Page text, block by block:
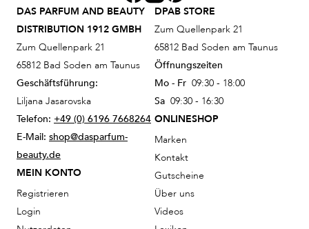
DAS PARFUM AND BEAUTY
DISTRIBUTION 1912 GMBH
Zum Quellenpark 21
65812 Bad Soden am Taunus
Geschäftsführung:
Liljana Jasarovska
Telefon: +49 (0) 6196 7668264
E-Mail: shop@dasparfum-
beauty.de
MEIN KONTO
Registrieren
Login
DPAB STORE
Zum Quellenpark 21
65812 Bad Soden am Taunus
Öffnungszeiten
Mo - Fr 09:30 - 18:00
Sa 09:30 - 16:30
ONLINESHOP
Marken
Kontakt
Gutscheine
Über uns
Videos